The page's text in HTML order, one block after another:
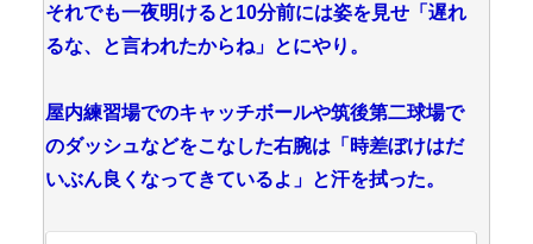
それでも一夜明けると10分前には姿を見せ「遅れ
るな、と言われたからね」とにやり。
屋内練習場でのキャッチボールや筑後第二球場で
のダッシュなどをこなした右腕は「時差ぼけはだ
いぶん良くなってきているよ」と汗を拭った。